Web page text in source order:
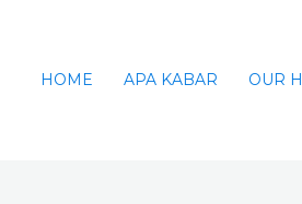
HOME APA KABAR OUR